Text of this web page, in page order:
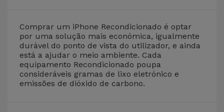
Comprar um iPhone Recondicionado é optar
por uma solução mais económica, igualmente
durável do ponto de vista do utilizador, e ainda
está a ajudar o meio ambiente. Cada
equipamento Recondicionado poupa
consideráveis gramas de lixo eletrónico e
emissões de dióxido de carbono.